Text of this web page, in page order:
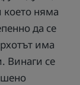
което няма
да се
има
Винаги се